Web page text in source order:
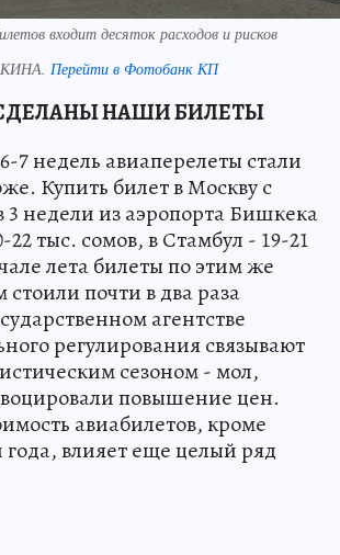
входит десяток расходов и рисков
Перейти в Фотобанк КП
НАШИ БИЛЕТЫ
7 недель авиаперелеты стали
Купить билет в Москву с
3 недели из аэропорта Бишкека
22 тыс. сомов, в Стамбул - 19-21
лета билеты по этим же
почти в два раза
агентстве
регулирования связывают
сезоном - мол,
повышение цен.
авиабилетов, кроме
влияет еще целый ряд